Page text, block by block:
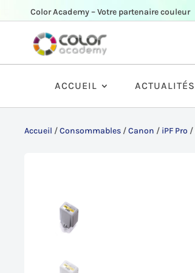
Color Academy – Votre partenaire couleur
ACCUEIL ACTUALITÉS
Accueil /Consommables /Canon / iPF Pro /